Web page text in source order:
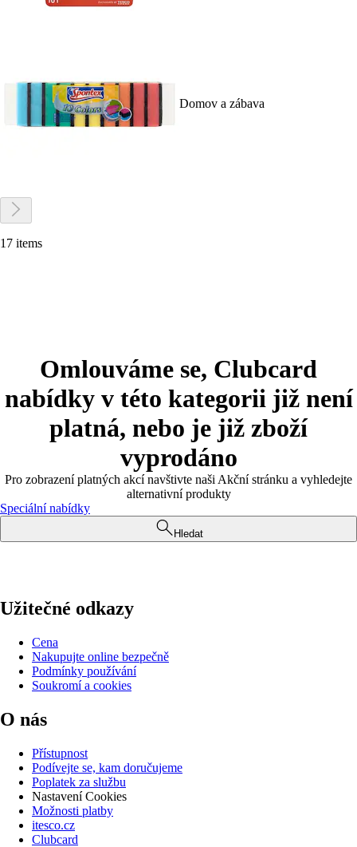
Domov a zábava
17 items
Omlouváme se, Clubcard
nabídky v této kategorii již není
platná, nebo je již zboží
vyprodáno
Pro zobrazení platných akcí navštivte naši Akční stránku a vyhledejte
alternativní produkty
Speciální nabídky
Hledat
Užitečné odkazy
Cena
Nakupujte online bezpečně
Podmínky používání
Soukromí a cookies
O nás
Přístupnost
Podívejte se, kam doručujeme
Poplatek za službu
Nastavení Cookies
Možnosti platby
itesco.cz
Clubcard